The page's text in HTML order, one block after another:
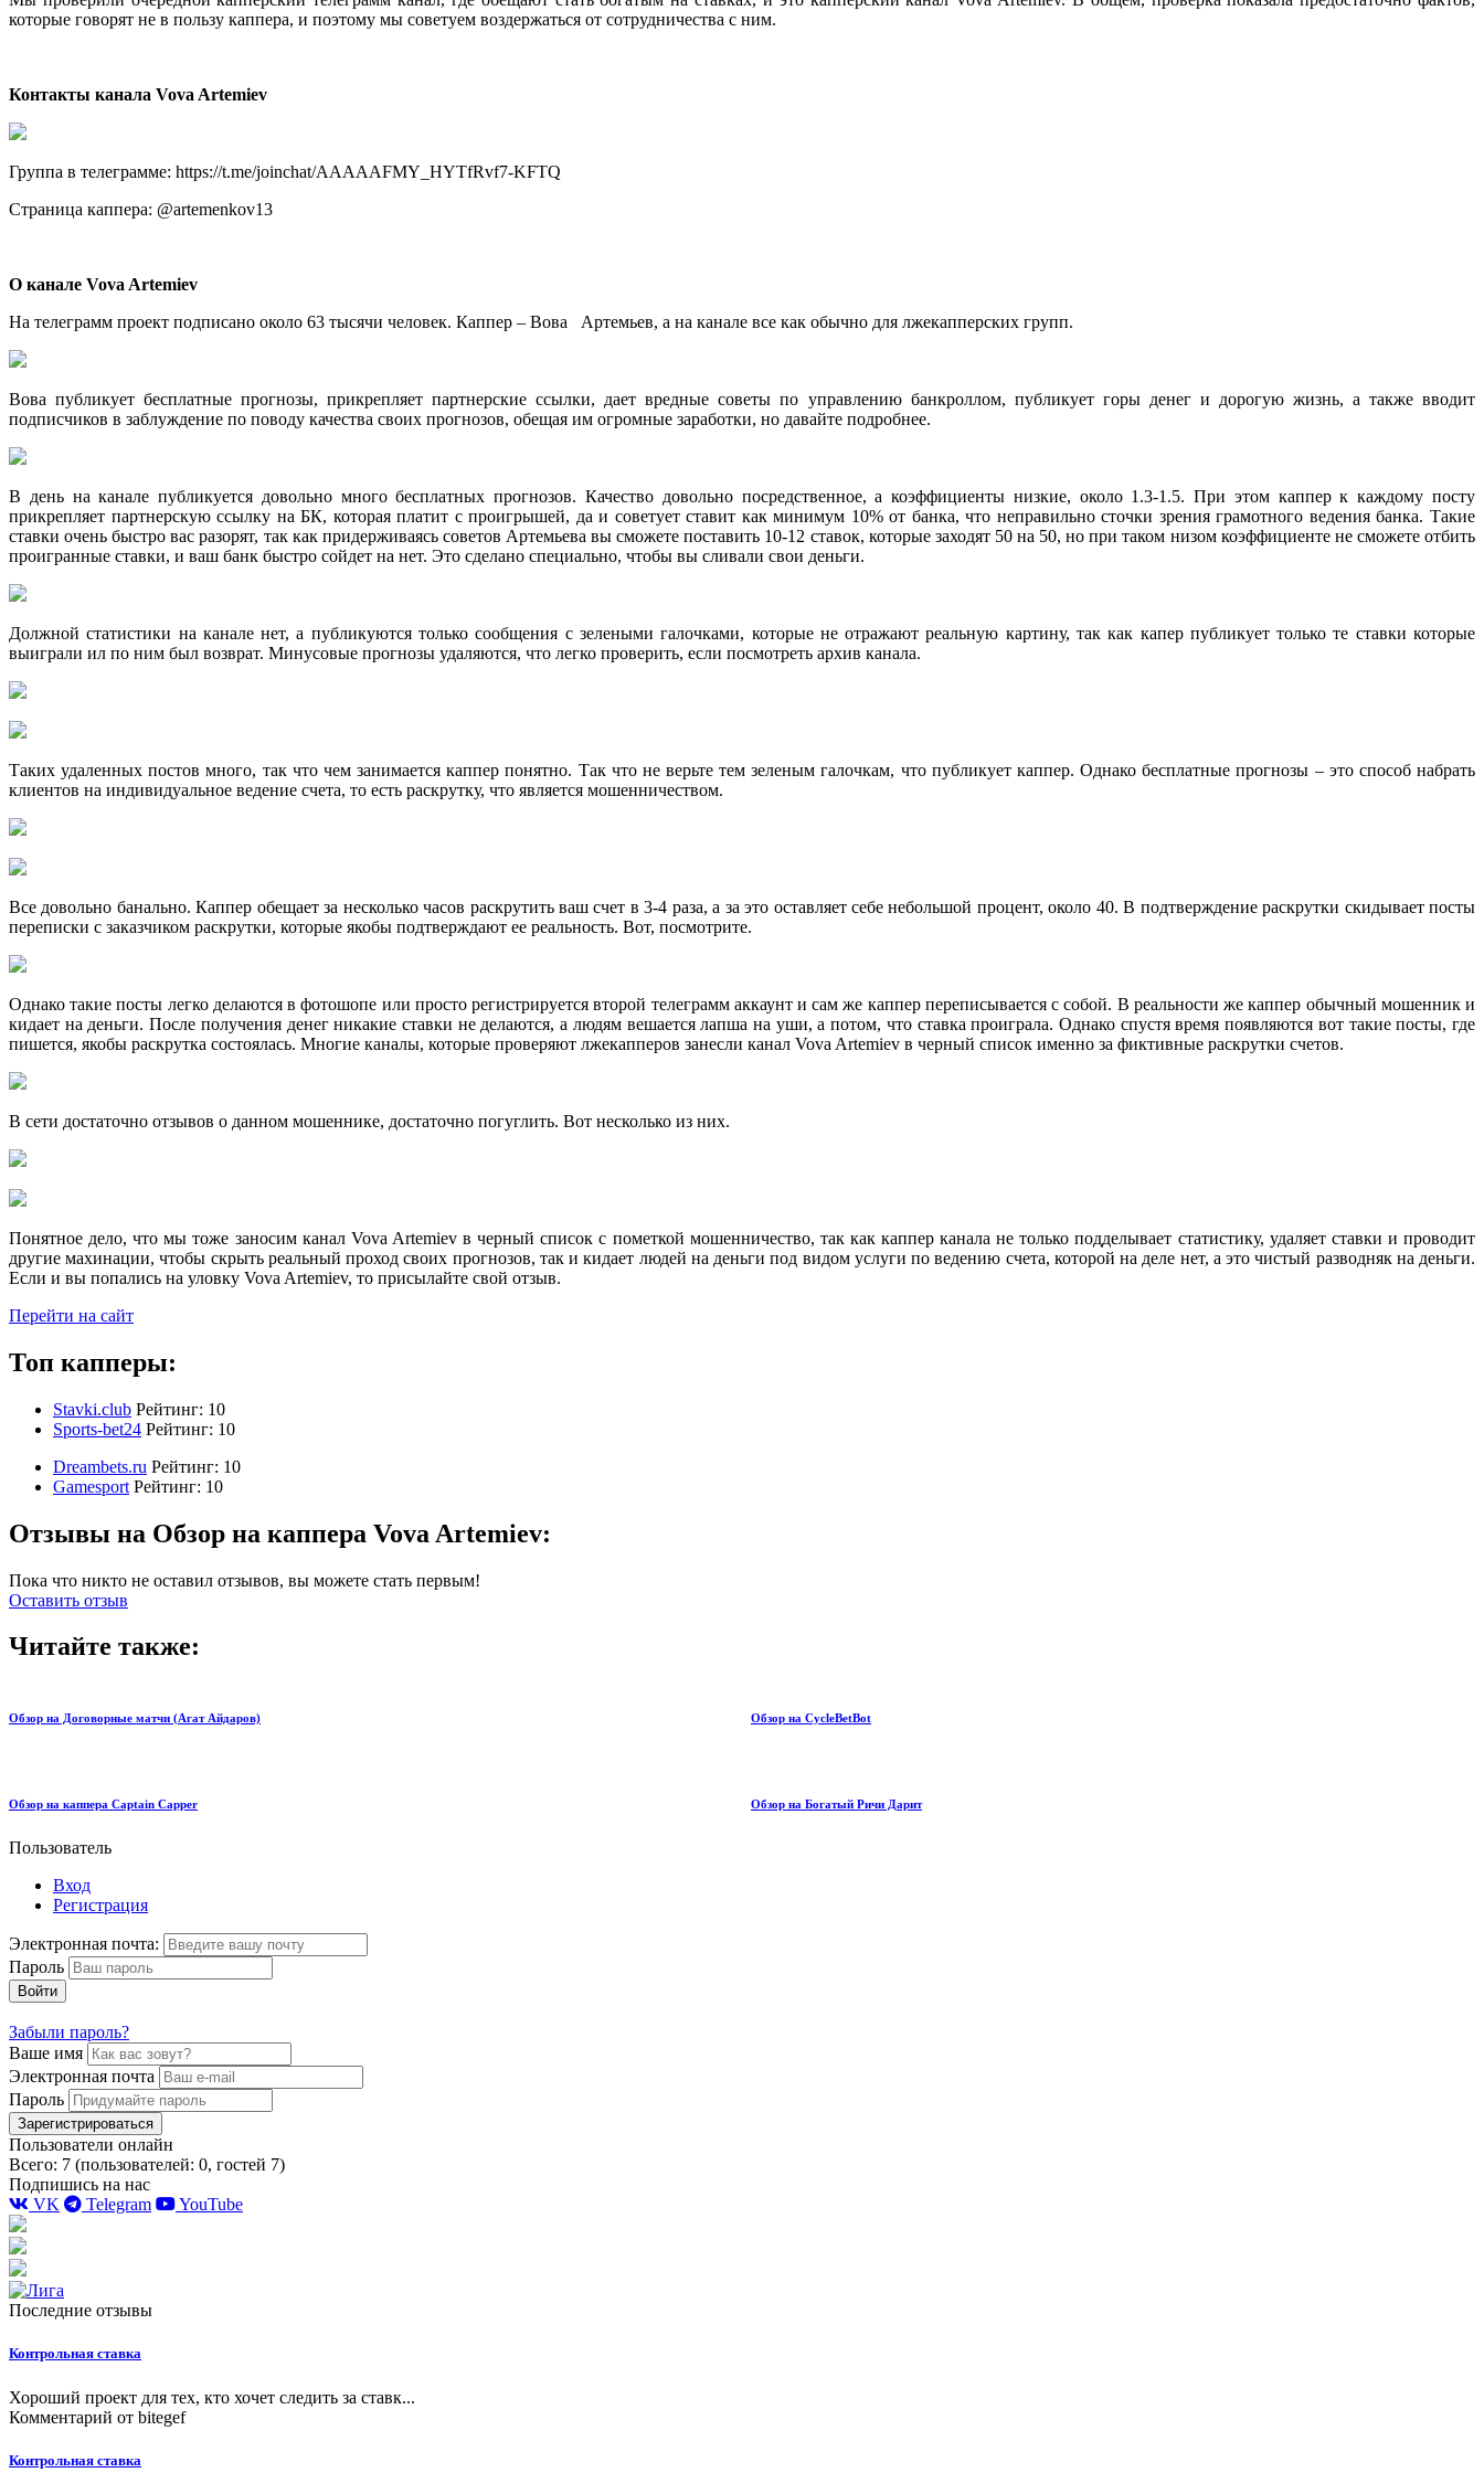
которые говорят не в пользу каппера, и поэтому мы советуем воздержаться от сотрудничества с ним.
Контакты канала Vova Artemiev
Группа в телеграмме: https://t.me/joinchat/AAAAAFMY_HYTfRvf7-KFTQ
Страница каппера: @artemenkov13
О канале Vova Artemiev
На телеграмм проект подписано около 63 тысячи человек. Каппер – Вова Артемьев, а на канале все как обычно для лжекапперских групп.
Вова публикует бесплатные прогнозы, прикрепляет партнерские ссылки, дает вредные советы по управлению банкроллом, публикует горы денег и дорогую жизнь, а также вводит
подписчиков в заблуждение по поводу качества своих прогнозов, обещая им огромные заработки, но давайте подробнее.
В день на канале публикуется довольно много бесплатных прогнозов. Качество довольно посредственное, а коэффициенты низкие, около 1.3-1.5. При этом каппер к каждому посту
прикрепляет партнерскую ссылку на БК, которая платит с проигрышей, да и советует ставит как минимум 10% от банка, что неправильно сточки зрения грамотного ведения банка. Такие
ставки очень быстро вас разорят, так как придерживаясь советов Артемьева вы сможете поставить 10-12 ставок, которые заходят 50 на 50, но при таком низом коэффициенте не сможете отбить
проигранные ставки, и ваш банк быстро сойдет на нет. Это сделано специально, чтобы вы сливали свои деньги.
Должной статистики на канале нет, а публикуются только сообщения с зелеными галочками, которые не отражают реальную картину, так как капер публикует только те ставки которые
выиграли ил по ним был возврат. Минусовые прогнозы удаляются, что легко проверить, если посмотреть архив канала.
Таких удаленных постов много, так что чем занимается каппер понятно. Так что не верьте тем зеленым галочкам, что публикует каппер. Однако бесплатные прогнозы – это способ набрать
клиентов на индивидуальное ведение счета, то есть раскрутку, что является мошенничеством.
Все довольно банально. Каппер обещает за несколько часов раскрутить ваш счет в 3-4 раза, а за это оставляет себе небольшой процент, около 40. В подтверждение раскрутки скидывает посты
переписки с заказчиком раскрутки, которые якобы подтверждают ее реальность. Вот, посмотрите.
Однако такие посты легко делаются в фотошопе или просто регистрируется второй телеграмм аккаунт и сам же каппер переписывается с собой. В реальности же каппер обычный мошенник и
кидает на деньги. После получения денег никакие ставки не делаются, а людям вешается лапша на уши, а потом, что ставка проиграла. Однако спустя время появляются вот такие посты, где
пишется, якобы раскрутка состоялась. Многие каналы, которые проверяют лжекапперов занесли канал Vova Artemiev в черный список именно за фиктивные раскрутки счетов.
В сети достаточно отзывов о данном мошеннике, достаточно погуглить. Вот несколько из них.
Понятное дело, что мы тоже заносим канал Vova Artemiev в черный список с пометкой мошенничество, так как каппер канала не только подделывает статистику, удаляет ставки и проводит
другие махинации, чтобы скрыть реальный проход своих прогнозов, так и кидает людей на деньги под видом услуги по ведению счета, которой на деле нет, а это чистый разводняк на деньги.
Если и вы попались на уловку Vova Artemiev, то присылайте свой отзыв.
Перейти на сайт
Топ капперы:
Stavki.club Рейтинг: 10
Sports-bet24 Рейтинг: 10
Dreambets.ru Рейтинг: 10
Gamesport Рейтинг: 10
Отзывы на Обзор на каппера Vova Artemiev:
Пока что никто не оставил отзывов, вы можете стать первым!
Оставить отзыв
Читайте также:
Обзор на Договорные матчи (Агат Айдаров) Обзор на CycleBetBot
Обзор на каппера Captain Capper Обзор на Богатый Ричи Дарит
Пользователь
Вход
Регистрация
Электронная почта:
Пароль
Войти
Забыли пароль?
Ваше имя
Электронная почта
Пароль
Зарегистрироваться
Пользователи онлайн
Всего: 7 (пользователей: 0, гостей 7)
Подпишись на нас
VK
Telegram YouTube
Последние отзывы
Контрольная ставка
Хороший проект для тех, кто хочет следить за ставк...
Комментарий от bitegef
Контрольная ставка